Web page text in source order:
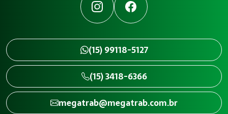
InstagramFacebook
(15) 99118-5127
(15) 3418-6366
megatrab@megatrab.com.br